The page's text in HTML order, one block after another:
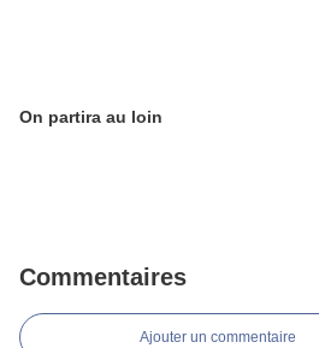
On partira au loin
Commentaires
Ajouter un commentaire